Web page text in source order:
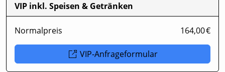
VIP inkl. Speisen & Getränken
Normalpreis 164,00 €
VIP-Anfrageformular